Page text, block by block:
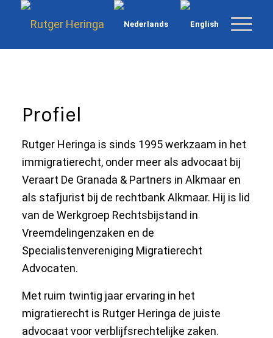
Profiel
Rutger Heringa is sinds 1995 werkzaam in het
immigratierecht, onder meer als advocaat bij
Veraart De Granada & Partners in Alkmaar en
als stafjurist bij de rechtbank Alkmaar. Hij is lid
van de Werkgroep Rechtsbijstand in
Vreemdelingenzaken en de
Specialistenvereniging Migratierecht
Advocaten.
Met ruim twintig jaar ervaring in het
migratierecht is Rutger Heringa de juiste
advocaat voor verblijfsrechtelijke zaken.